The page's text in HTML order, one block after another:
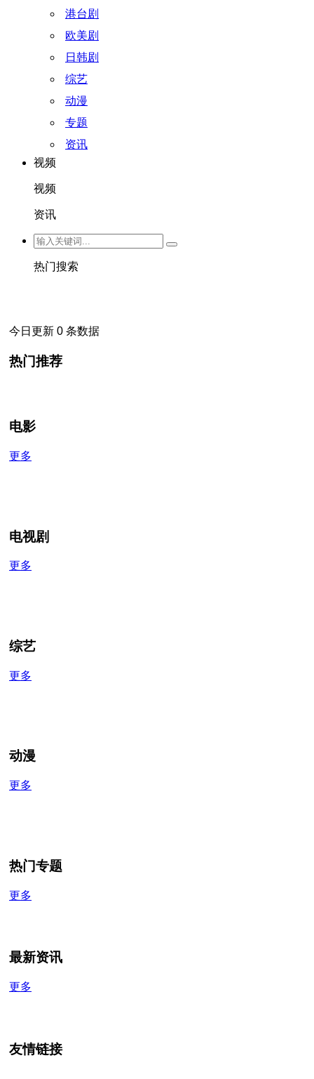
港台剧
欧美剧
日韩剧
综艺
动漫
专题
资讯
视频
视频
资讯
热门搜索
今日更新 0 条数据
热门推荐
电影
更多
电视剧
更多
综艺
更多
动漫
更多
热门专题
更多
最新资讯
更多
友情链接